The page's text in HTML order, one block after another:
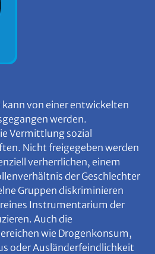
von einer entwickelten
werden.
Vermittlung sozial
Nicht freigegeben werden
verherrlichen, einem
der Geschlechter
Gruppen diskriminieren
Instrumentarium der
Auch die
wie Drogenkonsum,
oder Ausländerfeindlichkeit